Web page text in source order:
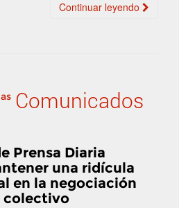
Continuar leyendo
de
Comunicados
Prensa Diaria
una ridícula
en la negociación
colectivo